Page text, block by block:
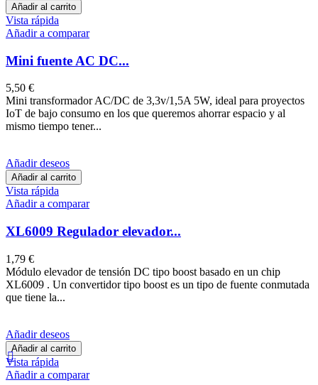
Añadir al carrito
Vista rápida
Añadir a comparar
Mini fuente AC DC...
5,50 €
Mini transformador AC/DC de 3,3v/1,5A 5W, ideal para proyectos
IoT de bajo consumo en los que queremos ahorrar espacio y al
mismo tiempo tener...
Añadir deseos
Añadir al carrito
Vista rápida
Añadir a comparar
XL6009 Regulador elevador...
1,79 €
Módulo elevador de tensión DC tipo boost basado en un chip
XL6009 . Un convertidor tipo boost es un tipo de fuente conmutada
que tiene la...
Añadir deseos
Añadir al carrito
Vista rápida
Añadir a comparar
